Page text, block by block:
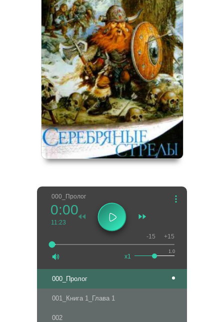
000_Пролог
0:00
11:23
1.0
x1
-15 +15
000_Пролог
001_Книга 1_Глава 1
002